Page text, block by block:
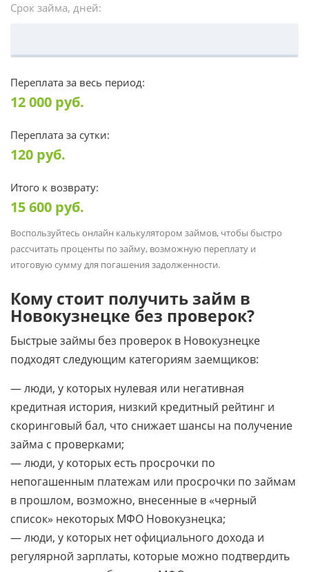
Срок займа, дней:
Переплата за весь период:
12 000 руб.
Переплата за сутки:
120 руб.
Итого к возврату:
15 600 руб.
Воспользуйтесь онлайн калькулятором займов, чтобы быстро
рассчитать проценты по займу, возможную переплату и
итоговую сумму для погашения задолженности.
Кому стоит получить займ в
Новокузнецке без проверок?
Быстрые займы без проверок в Новокузнецке
подходят следующим категориям заемщиков:
— люди, у которых нулевая или негативная
кредитная история, низкий кредитный рейтинг и
скоринговый бал, что снижает шансы на получение
займа с проверками;
— люди, у которых есть просрочки по
непогашенным платежам или просрочки по займам
в прошлом, возможно, внесенные в «черный
список» некоторых МФО Новокузнецка;
— люди, у которых нет официального дохода и
регулярной зарплаты, которые можно подтвердить